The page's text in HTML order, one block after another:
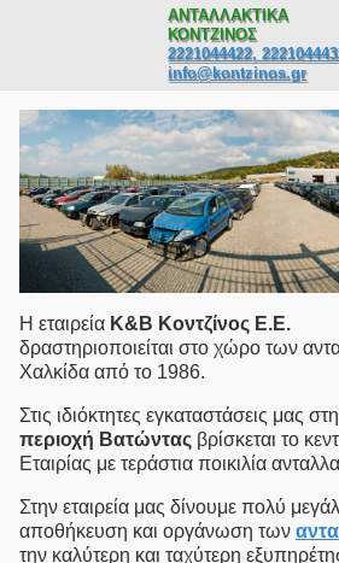
ΑΝΤΑΛΛΑΚΤΙΚΑ
ΚΟΝΤΖΙΝΟΣ
2221044422,
info@kontzinos.gr
Η εταιρεία Κ&Β Κοντζίνος E.Ε.
δραστηριοποιείται στο χώρο των
Χαλκίδα από το 1986.
Στις ιδιόκτητες εγκαταστάσεις μας
περιοχή Βατώντας βρίσκεται το
Εταιρίας με τεράστια ποικιλία
Στην εταιρεία μας δίνουμε πολύ
αποθήκευση και οργάνωση των
την καλύτερη και ταχύτερη